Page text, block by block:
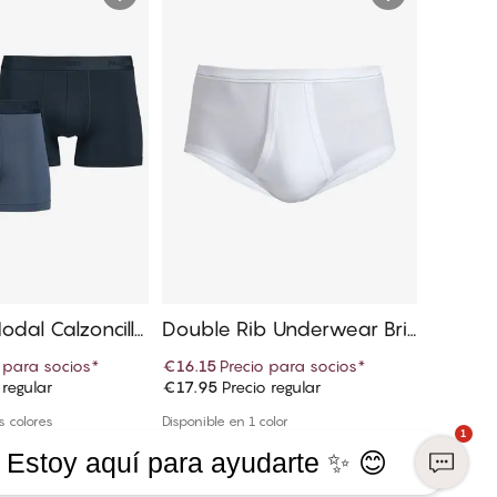
a la cesta
Calzoncillo
para socios*
colores
Añadir a la cesta
Double Rib Underwear Bri
€16.15 Precio para socios*
€17.95Precio regular
Disponible en 1 color
1
Estoy aquí para ayudarte ✨ 😊